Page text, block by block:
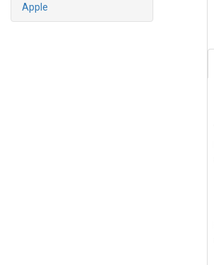
Apple